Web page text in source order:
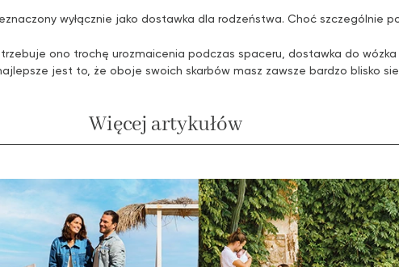
wyłącznie jako dostawka dla rodzeństwa. Choć szczególnie
ono trochę urozmaicenia podczas spaceru, dostawka do
jest to, że oboje swoich skarbów masz zawsze bardzo blisko
Więcej artykułów